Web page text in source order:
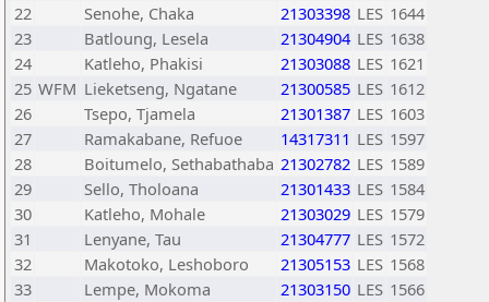
22
Senohe, Chaka 21303398 LES 1644
23
Batloung, Lesela 21304904 LES 1638
24
Katleho, Phakisi 21303088 LES 1621
25 WFM Lieketseng, Ngatane 21300585 LES 1612
26
Tsepo, Tjamela 21301387 LES 1603
27
Ramakabane, Refuoe 14317311 LES 1597
28
Boitumelo, Sethabathaba 21302782 LES 1589
29
Sello, Tholoana 21301433 LES 1584
30
Katleho, Mohale 21303029 LES 1579
31
Lenyane, Tau 21304777 LES 1572
32
Makotoko, Leshoboro 21305153 LES 1568
33
Lempe, Mokoma 21303150 LES 1566